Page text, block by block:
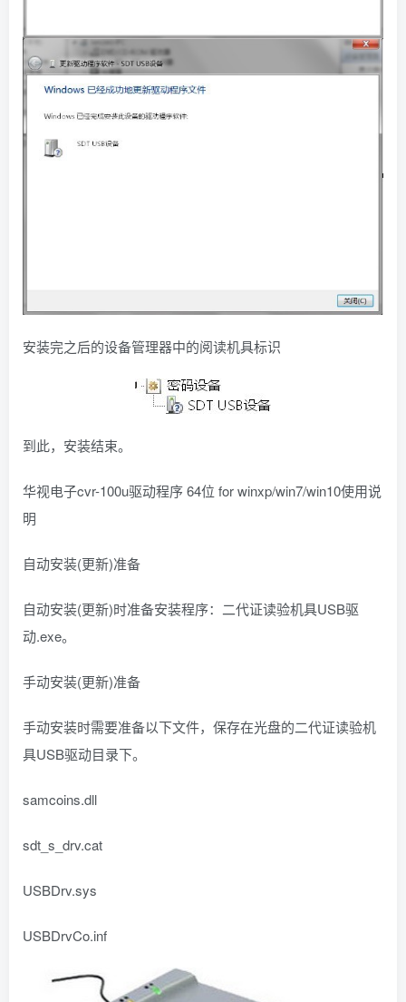
安装完之后的设备管理器中的阅读机具标识
到此，安装结束。
华视电子cvr-100u驱动程序 64位 for winxp/win7/win10使用说
明
自动安装(更新)准备
自动安装(更新)时准备安装程序：二代证读验机具USB驱
动.exe。
手动安装(更新)准备
手动安装时需要准备以下文件，保存在光盘的二代证读验机
具USB驱动目录下。
samcoins.dll
sdt_s_drv.cat
USBDrv.sys
USBDrvCo.inf